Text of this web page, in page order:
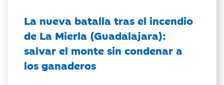
La nueva batalla tras el incendio
de La Mierla (Guadalajara):
salvar el monte sin condenar a
los ganaderos